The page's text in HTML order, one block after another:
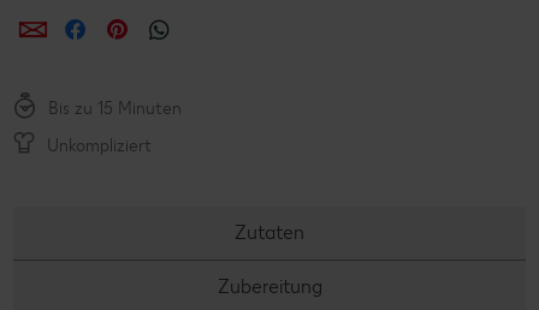
per E-Mail teilen
per Facebook teilen
per Pinterest teilen
Bis zu 15 Minuten
Unkompliziert
Zutaten
Zubereitung